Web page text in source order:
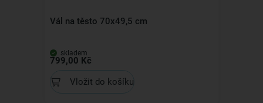
Vál na těsto 70x49,5 cm
skladem
799,00 Kč
Vložit do košíku